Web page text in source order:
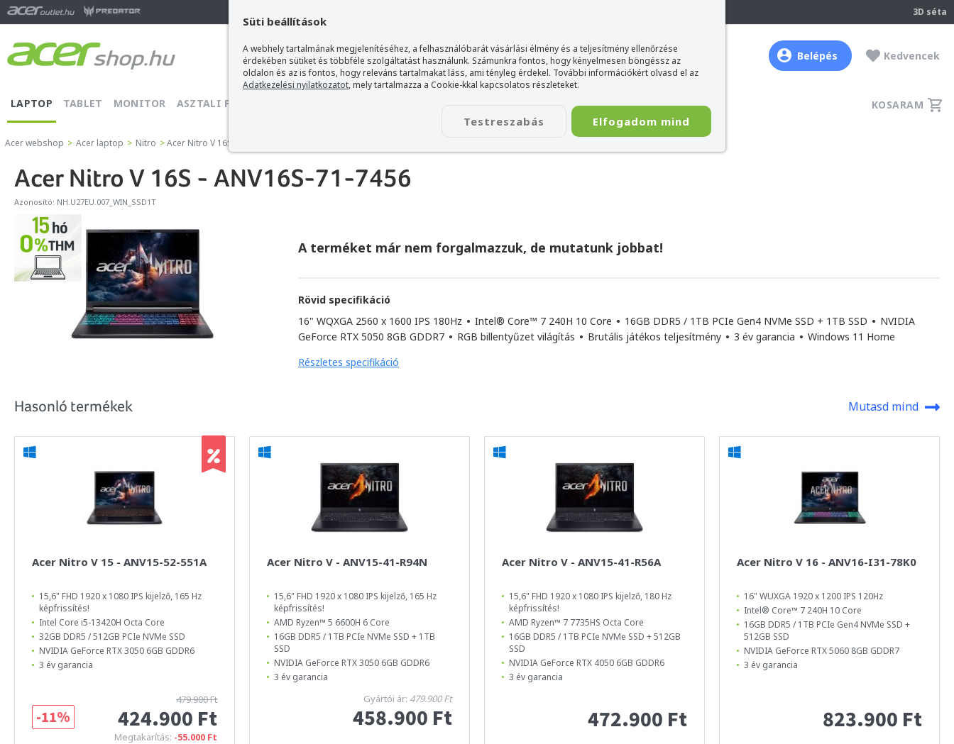
Süti beállítások
A webhely tartalmának megjelenítéséhez, a felhasználóbarát vásárlási élmény és a teljesítmény ellenőrzése
érdekében sütiket és többféle szolgáltatást használunk. Számunkra fontos, hogy kényelmesen böngéssz az
oldalon és az is fontos, hogy releváns tartalmakat láss, ami tényleg érdekel. További információkért olvasd el az
Adatkezelési nyilatkozatot, mely tartalmazza a Cookie-kkal kapcsolatos részleteket.
Testreszabás Elfogadom mind
3D séta
Belépés Kedvencek
LAPTOP TABLET MONITOR ASZTALI PC KIEGÉSZÍTŐ KAPCSOLAT KOSARAM
Acer webshop > Acer laptop > Nitro >Acer Nitro V 16S - ANV16S-71-7456
Acer Nitro V 16S - ANV16S-71-7456
Azonosító: NH.U27EU.007_WIN_SSD1T
A terméket már nem forgalmazzuk, de mutatunk jobbat!
Rövid specifikáció
16" WQXGA 2560 x 1600 IPS 180Hz • Intel® Core™ 7 240H 10 Core • 16GB DDR5 / 1TB PCIe Gen4 NVMe SSD + 1TB SSD • NVIDIA
GeForce RTX 5050 8GB GDDR7 • RGB billentyűzet világítás • Brutális játékos teljesítmény • 3 év garancia • Windows 11 Home
Részletes specifikáció
Hasonló termékek Mutasd mind
Acer Nitro V 15 - ANV15-52-551A
15,6" FHD 1920 x 1080 IPS kijelző, 165 Hz
képfrissítés!
Intel Core i5-13420H Octa Core
32GB DDR5 / 512GB PCIe NVMe SSD
NVIDIA GeForce RTX 3050 6GB GDDR6
3 év garancia
479.900 Ft
424.900 Ft
Megtakarítás: -55.000 Ft
-11%
Acer Nitro V - ANV15-41-R94N
15,6" FHD 1920 x 1080 IPS kijelző, 165 Hz
képfrissítés!
AMD Ryzen™ 5 6600H 6 Core
16GB DDR5 / 1TB PCIe NVMe SSD + 1TB
SSD
NVIDIA GeForce RTX 3050 6GB GDDR6
3 év garancia
Gyártói ár: 479.900 Ft
458.900 Ft
Acer Nitro V - ANV15-41-R56A
15,6" FHD 1920 x 1080 IPS kijelző, 180 Hz
képfrissítés!
AMD Ryzen™ 7 7735HS Octa Core
16GB DDR5 / 1TB PCIe NVMe SSD + 512GB
SSD
NVIDIA GeForce RTX 4050 6GB GDDR6
3 év garancia
472.900 Ft
Acer Nitro V 16 - ANV16-I31-78K0
16" WUXGA 1920 x 1200 IPS 120Hz
Intel® Core™ 7 240H 10 Core
16GB DDR5 / 1TB PCIe Gen4 NVMe SSD +
512GB SSD
NVIDIA GeForce RTX 5060 8GB GDDR7
3 év garancia
823.900 Ft